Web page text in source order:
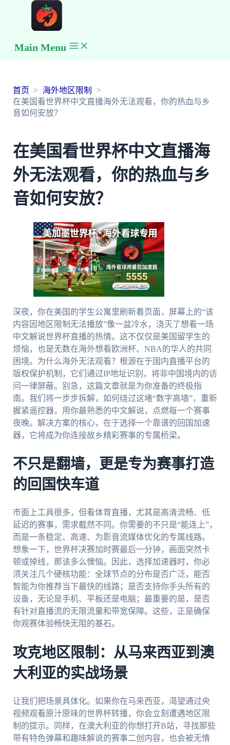
Main Menu
首页
海外地区限制
在美国看世界杯中文直播海外无法观看，你的热血与乡
音如何安放？
在美国看世界杯中文直播海
外无法观看，你的热血与乡
音如何安放？
深夜，你在美国的学生公寓里刷新着页面，屏幕上的“该
内容因地区限制无法播放”像一盆冷水，浇灭了想看一场
中文解说世界杯直播的热情。这不仅仅是美国留学生的
烦恼，也是无数在海外想看欧洲杯、NBA的华人的共同
困境。为什么海外无法观看？根源在于国内直播平台的
版权保护机制，它们通过IP地址识别，将非中国境内的访
问一律屏蔽。别急，这篇文章就是为你准备的终极指
南。我们将一步步拆解，如何绕过这堵“数字高墙”，重新
握紧遥控器，用你最熟悉的中文解说，点燃每一个赛事
夜晚。解决方案的核心，在于选择一个靠谱的回国加速
器，它将成为你连接故乡精彩赛事的专属桥梁。
不只是翻墙，更是专为赛事打造
的回国快车道
市面上工具很多，但看体育直播，尤其是高清流畅、低
延迟的赛事，需求截然不同。你需要的不只是“能连上”，
而是一条稳定、高速、为影音流媒体优化的专属线路。
想象一下，世界杯决赛加时赛最后一分钟，画面突然卡
顿或掉线，那该多么懊恼。因此，选择加速器时，你必
须关注几个硬核功能：全球节点的分布是否广泛，能否
智能为你推荐当下最快的线路；是否支持你手头所有的
设备，无论是手机、平板还是电脑；最重要的是，是否
有针对直播流的无限流量和带宽保障。这些，正是确保
你观赛体验畅快无阻的基石。
攻克地区限制：从马来西亚到澳
大利亚的实战场景
让我们把场景具体化。如果你在马来西亚，渴望通过央
视频观看原汁原味的世界杯转播，你会立刻遭遇地区限
制的提示。同样，在澳大利亚的你想打开B站，寻找那些
带有特色弹幕和趣味解说的赛事二创内容，也会被无情